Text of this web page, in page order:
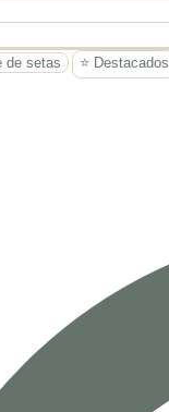
de setas ⭐ Destacados